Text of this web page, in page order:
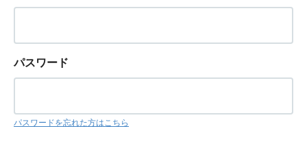
パスワード
パスワードを忘れた方はこちら